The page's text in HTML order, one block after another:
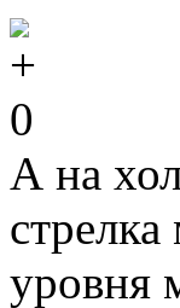
0
А на
уровня